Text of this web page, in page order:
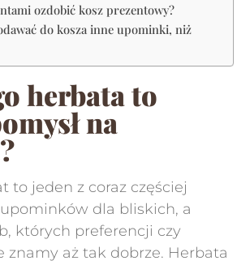
ozdobić kosz prezentowy?
do kosza inne upominki, niż
herbata to
na
to jeden z coraz częściej
dla bliskich, a
których preferencji czy
znamy aż tak dobrze. Herbata